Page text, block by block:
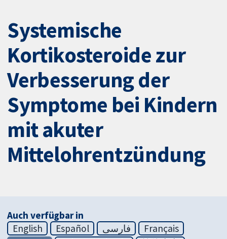
Systemische
Kortikosteroide zur
Verbesserung der
Symptome bei Kindern
mit akuter
Mittelohrentzündung
Auch verfügbar in
English
Español فارسی
Français